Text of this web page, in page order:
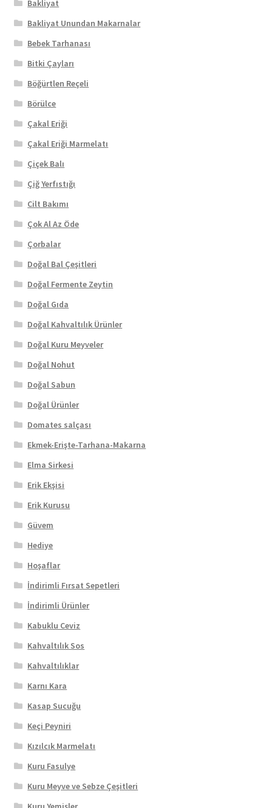
Bakliyat
Bakliyat Unundan Makarnalar
Bebek Tarhanası
Bitki Çayları
Böğürtlen Reçeli
Börülce
Çakal Eriği
Çakal Eriği Marmelatı
Çiçek Balı
Çiğ Yerfıstığı
Cilt Bakımı
Çok Al Az Öde
Çorbalar
Doğal Bal Çeşitleri
Doğal Fermente Zeytin
Doğal Gıda
Doğal Kahvaltılık Ürünler
Doğal Kuru Meyveler
Doğal Nohut
Doğal Sabun
Doğal Ürünler
Domates salçası
Ekmek-Erişte-Tarhana-Makarna
Elma Sirkesi
Erik Ekşisi
Erik Kurusu
Güvem
Hediye
Hoşaflar
İndirimli Fırsat Sepetleri
İndirimli Ürünler
Kabuklu Ceviz
Kahvaltılık Sos
Kahvaltılıklar
Karnı Kara
Kasap Sucuğu
Keçi Peyniri
Kızılcık Marmelatı
Kuru Fasulye
Kuru Meyve ve Sebze Çeşitleri